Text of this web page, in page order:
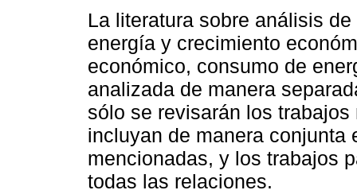
La literatura sobre análisis
energía y crecimiento
económico, consumo de
analizada de manera
sólo se revisarán los
incluyan de manera
mencionadas, y los trabajos
todas las relaciones.